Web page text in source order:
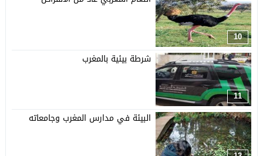
10
11
شرطة بيئية بالمغرب
البيئة في مدارس المغرب وجامعاته